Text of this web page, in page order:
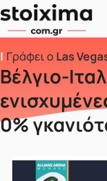
Skip to main content
Γράφει ο Las
Βέλγιο-
0%